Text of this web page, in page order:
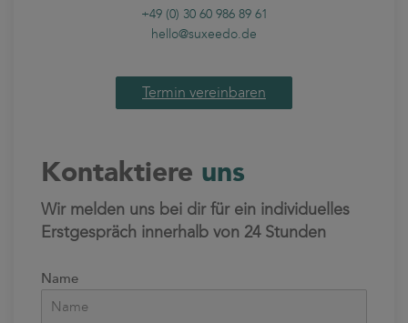
+49 (0) 30 60 986 89 61
hello@suxeedo.de
Termin vereinbaren
Kontaktiere uns
Wir melden uns bei dir für ein individuelles
Erstgespräch innerhalb von 24 Stunden
Name